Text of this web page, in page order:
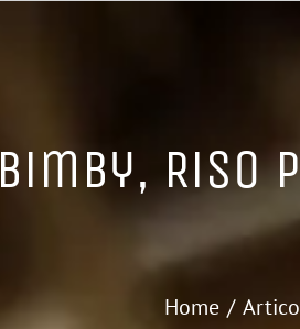
Bimby,
Home